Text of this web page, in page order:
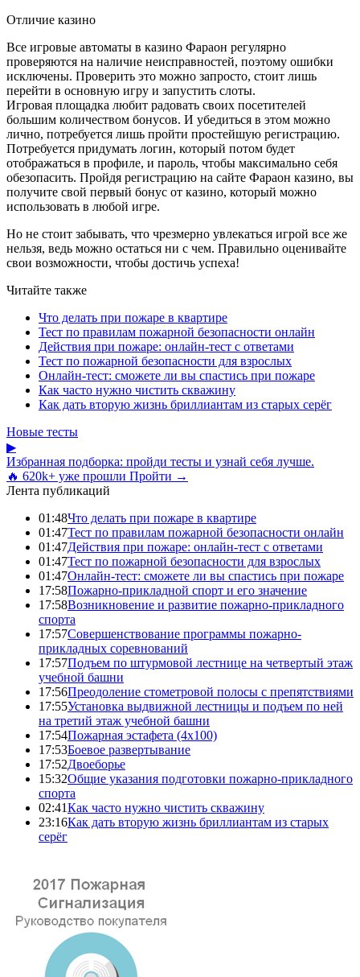
Отличие казино
Все игровые автоматы в казино Фараон регулярно
проверяются на наличие неисправностей, поэтому ошибки
исключены. Проверить это можно запросто, стоит лишь
перейти в основную игру и запустить слоты.
Игровая площадка любит радовать своих посетителей
большим количеством бонусов. И убедиться в этом можно
лично, потребуется лишь пройти простейшую регистрацию.
Потребуется придумать логин, который потом будет
отображаться в профиле, и пароль, чтобы максимально себя
обезопасить. Пройдя регистрацию на сайте Фараон казино, вы
получите свой первый бонус от казино, который можно
использовать в любой игре.
Но не стоит забывать, что чрезмерно увлекаться игрой все же
нельзя, ведь можно остаться ни с чем. Правильно оценивайте
свои возможности, чтобы достичь успеха!
Читайте также
Что делать при пожаре в квартире
Тест по правилам пожарной безопасности онлайн
Действия при пожаре: онлайн-тест с ответами
Тест по пожарной безопасности для взрослых
Онлайн-тест: сможете ли вы спастись при пожаре
Как часто нужно чистить скважину
Как дать вторую жизнь бриллиантам из старых серёг
Новые тесты
▶
Избранная подборка: пройди тесты и узнай себя лучше.
🔥 620k+ уже прошли Пройти →
Лента публикаций
01:48Что делать при пожаре в квартире
01:47Тест по правилам пожарной безопасности онлайн
01:47Действия при пожаре: онлайн-тест с ответами
01:47Тест по пожарной безопасности для взрослых
01:47Онлайн-тест: сможете ли вы спастись при пожаре
17:58Пожарно-прикладной спорт и его значение
17:58Возникновение и развитие пожарно-прикладного
спорта
17:57Совершенствование программы пожарно-
прикладных соревнований
17:57Подъем по штурмовой лестнице на четвертый этаж
учебной башни
17:56Преодоление стометровой полосы с препятствиями
17:55Установка выдвижной лестницы и подъем по ней
на третий этаж учебной башни
17:54Пожарная эстафета (4x100)
17:53Боевое развертывание
17:52Двоеборье
15:32Общие указания подготовки пожарно-прикладного
спорта
02:41Как часто нужно чистить скважину
23:16Как дать вторую жизнь бриллиантам из старых
серёг